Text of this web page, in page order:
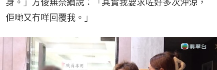
身。」方俊無奈續說：「其實我要求咗好多次沖涼，
佢哋又冇咩回覆我。」